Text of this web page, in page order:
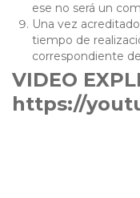
ese no será un
Una vez
tiempo de
correspondiente
VIDEO
https://